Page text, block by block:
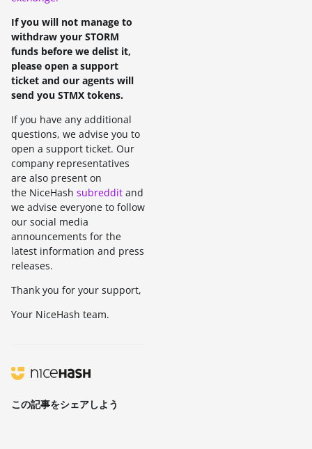
If you will not manage to
withdraw your STORM
funds before we delist it,
please open a support
ticket and our agents will
send you STMX tokens.
If you have any additional
questions, we advise you to
open a support ticket. Our
company representatives
are also present on
the NiceHash subreddit and
we advise everyone to follow
our social media
announcements for the
latest information and press
releases.
Thank you for your support,
Your NiceHash team.
この記事をシェアしよう